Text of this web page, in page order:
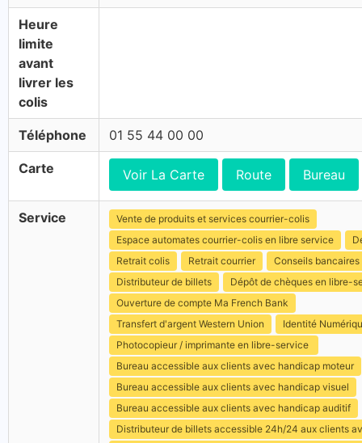
Heure
limite
avant
livrer les
colis
Téléphone 01 55 44 00 00
Carte Voir La Carte Route Bureau
Service
Vente de produits et services courrier-colis
Espace automates courrier-colis en libre service
Retrait colis
Retrait courrier
Conseils bancaires
Distributeur de billets
Dépôt de chèques en libre-
Ouverture de compte Ma French Bank
Transfert d'argent Western Union
Identité
Photocopieur / imprimante en libre-service
Bureau accessible aux clients avec handicap moteur
Bureau accessible aux clients avec handicap visuel
Bureau accessible aux clients avec handicap auditif
Distributeur de billets accessible 24h/24 aux clients